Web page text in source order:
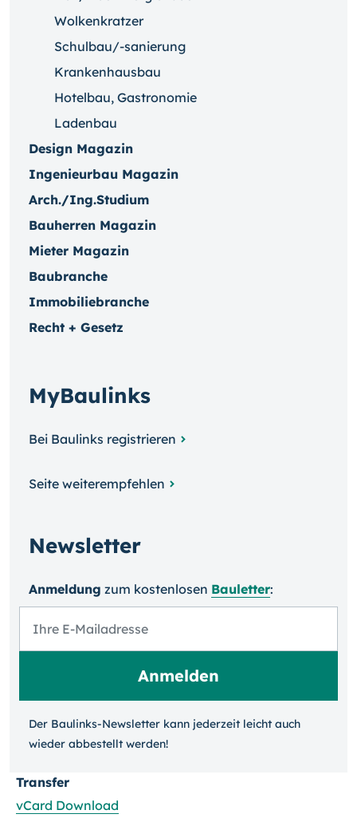
Wolkenkratzer
Schulbau/-sanierung
Krankenhausbau
Hotelbau, Gastronomie
Ladenbau
Design Magazin
Ingenieurbau Magazin
Arch./Ing.Studium
Bauherren Magazin
Mieter Magazin
Baubranche
Immobiliebranche
Recht + Gesetz
MyBaulinks
Bei Baulinks registrieren
Seite weiterempfehlen
Newsletter
Anmeldung zum kosten­losen Bauletter:
Der Baulinks-Newsletter kann jeder­zeit leicht auch
wieder ab­bestellt werden!
Transfer
vCard Download